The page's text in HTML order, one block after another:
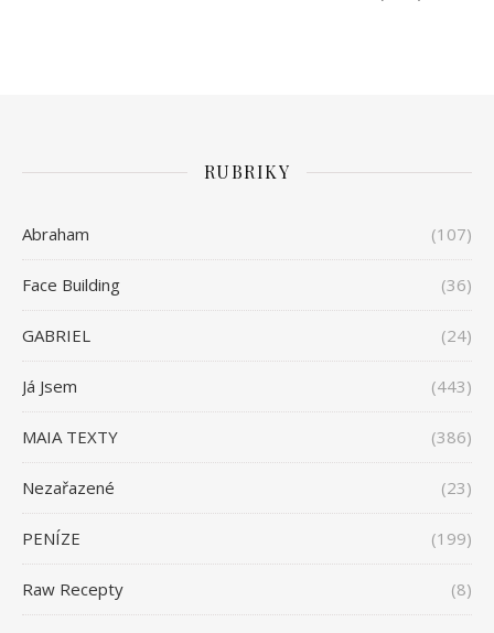
RUBRIKY
Abraham (107)
Face Building (36)
GABRIEL (24)
Já Jsem (443)
MAIA TEXTY (386)
Nezařazené (23)
PENÍZE (199)
Raw Recepty (8)